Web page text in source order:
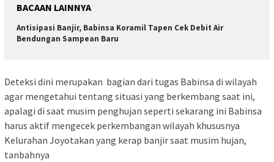
BACAAN LAINNYA
Antisipasi Banjir, Babinsa Koramil Tapen Cek Debit Air
Bendungan Sampean Baru
Deteksi dini merupakan bagian dari tugas Babinsa di wilayah
agar mengetahui tentang situasi yang berkembang saat ini,
apalagi di saat musim penghujan seperti sekarang ini Babinsa
harus aktif mengecek perkembangan wilayah khususnya
Kelurahan Joyotakan yang kerap banjir saat musim hujan,
tanbahnya